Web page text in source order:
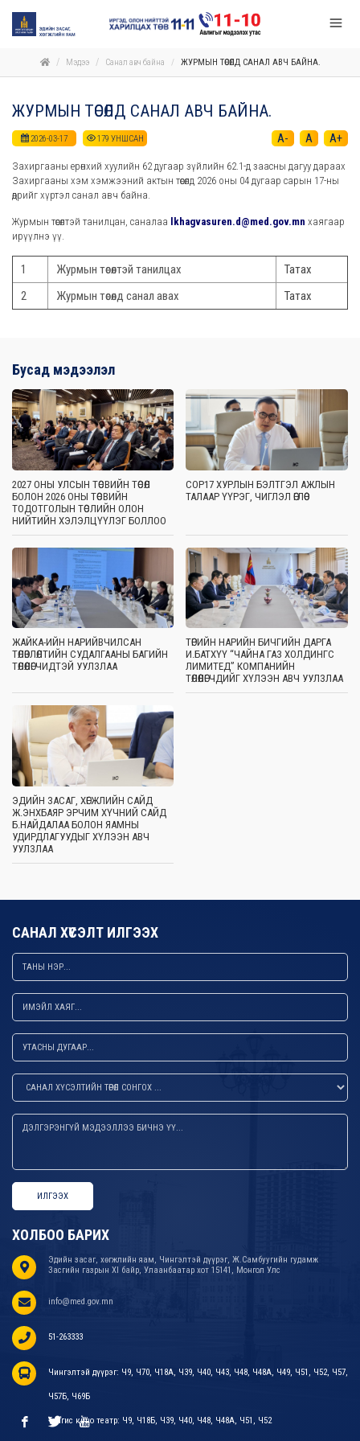
Мэдээ Санал авч байна ЖУРМЫН ТӨСӨЛД САНАЛ АВЧ БАЙНА.
ЖУРМЫН ТӨСӨЛД САНАЛ АВЧ БАЙНА.
2026-03-17 179 УНШСАН A- A A+
Захиргааны ерөнхий хуулийн 62 дугаар зүйлийн 62.1-д заасны дагуу дараах
Захиргааны хэм хэмжээний актын төсөлд 2026 оны 04 дугаар сарын 17-ны
өдрийг хүртэл санал авч байна.
Журмын төсөлтэй танилцан, саналаа lkhagvasuren.d@med.gov.mn хаягаар
ирүүлнэ үү.
1 Журмын төсөлтэй танилцах
Татах
2
Журмын төсөлд санал авах Татах
Бусад мэдээлэл
2027 ОНЫ УЛСЫН ТӨСВИЙН ТӨСӨЛ
БОЛОН 2026 ОНЫ ТӨСВИЙН
ТОДОТГОЛЫН ТӨСЛИЙН ОЛОН
НИЙТИЙН ХЭЛЭЛЦҮҮЛЭГ БОЛЛОО
COP17 ХУРЛЫН БЭЛТГЭЛ АЖЛЫН
ТАЛААР ҮҮРЭГ, ЧИГЛЭЛ ӨГЛӨӨ
ЖАЙКА-ИЙН НАРИЙВЧИЛСАН
ТӨЛӨВЛӨЛТИЙН СУДАЛГААНЫ БАГИЙН
ТӨЛӨӨЛӨГЧИДТЭЙ УУЛЗЛАА
ТӨРИЙН НАРИЙН БИЧГИЙН ДАРГА
И.БАТХҮҮ “ЧАЙНА ГАЗ ХОЛДИНГС
ЛИМИТЕД” КОМПАНИЙН
ТӨЛӨӨЛӨГЧДИЙГ ХҮЛЭЭН АВЧ УУЛЗЛАА
ЭДИЙН ЗАСАГ, ХӨГЖЛИЙН САЙД
Ж.ЭНХБАЯР ЭРЧИМ ХҮЧНИЙ САЙД
Б.НАЙДАЛАА БОЛОН ЯАМНЫ
УДИРДЛАГУУДЫГ ХҮЛЭЭН АВЧ
УУЛЗЛАА
САНАЛ ХҮСЭЛТ ИЛГЭЭХ
ИЛГЭЭХ
ХОЛБОО БАРИХ
Эдийн засаг, хөгжлийн яам, Чингэлтэй дүүрэг, Ж.Самбуугийн гудамж
Засгийн газрын XI байр, Улаанбаатар хот 15141, Монгол Улс
info@med.gov.mn
51-263333
Чингэлтэй дүүрэг: Ч9, Ч70, Ч18А, Ч39, Ч40, Ч43, Ч48, Ч48А, Ч49, Ч51, Ч52, Ч57,
Ч57Б, Ч69Б
Тэнгис кино театр: Ч9, Ч18Б, Ч39, Ч40, Ч48, Ч48А, Ч51, Ч52